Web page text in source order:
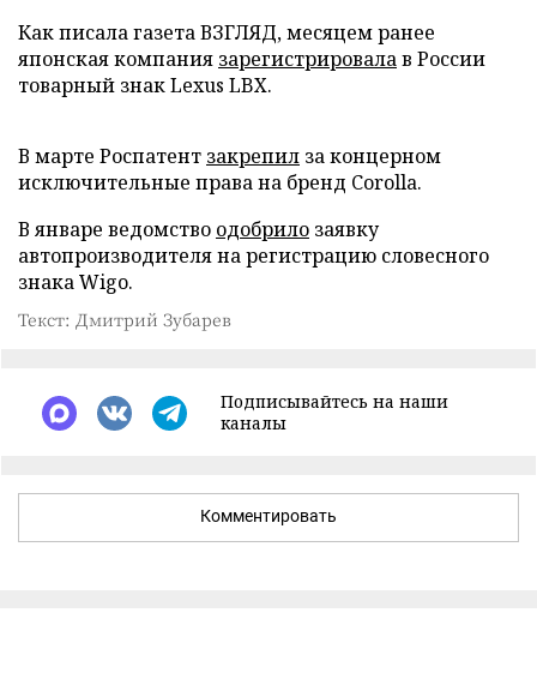
Как писала газета ВЗГЛЯД, месяцем ранее
японская компания зарегистрировалав России
товарный знак Lexus LBX.
В марте Роспатент закрепил за концерном
исключительные права на бренд Corolla.
В январе ведомство одобрило заявку
автопроизводителя на регистрацию словесного
знака Wigo.
Текст: Дмитрий Зубарев
Подписывайтесь на наши
каналы
Комментировать